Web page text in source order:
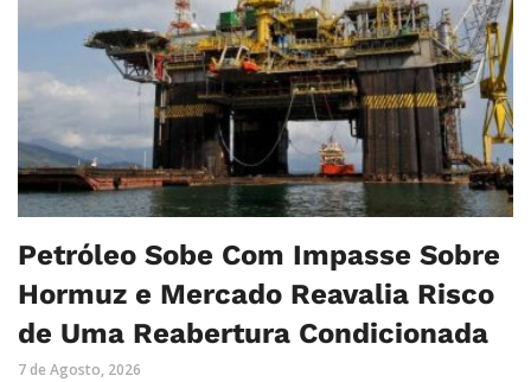
Petróleo Sobe Com Impasse Sobre
Hormuz e Mercado Reavalia Risco
de Uma Reabertura Condicionada
7 de Agosto, 2026